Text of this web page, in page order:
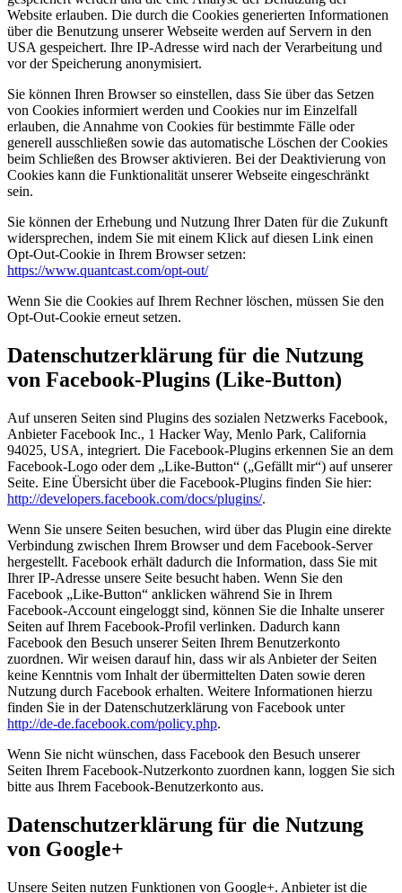
Website erlauben. Die durch die Cookies generierten Informationen
über die Benutzung unserer Webseite werden auf Servern in den
USA gespeichert. Ihre IP-Adresse wird nach der Verarbeitung und
vor der Speicherung anonymisiert.
Sie können Ihren Browser so einstellen, dass Sie über das Setzen
von Cookies informiert werden und Cookies nur im Einzelfall
erlauben, die Annahme von Cookies für bestimmte Fälle oder
generell ausschließen sowie das automatische Löschen der Cookies
beim Schließen des Browser aktivieren. Bei der Deaktivierung von
Cookies kann die Funktionalität unserer Webseite eingeschränkt
sein.
Sie können der Erhebung und Nutzung Ihrer Daten für die Zukunft
widersprechen, indem Sie mit einem Klick auf diesen Link einen
Opt-Out-Cookie in Ihrem Browser setzen:
https://www.quantcast.com/opt-out/
Wenn Sie die Cookies auf Ihrem Rechner löschen, müssen Sie den
Opt-Out-Cookie erneut setzen.
Datenschutzerklärung für die Nutzung
von Facebook-Plugins (Like-Button)
Auf unseren Seiten sind Plugins des sozialen Netzwerks Facebook,
Anbieter Facebook Inc., 1 Hacker Way, Menlo Park, California
94025, USA, integriert. Die Facebook-Plugins erkennen Sie an dem
Facebook-Logo oder dem „Like-Button“ („Gefällt mir“) auf unserer
Seite. Eine Übersicht über die Facebook-Plugins finden Sie hier:
http://developers.facebook.com/docs/plugins/.
Wenn Sie unsere Seiten besuchen, wird über das Plugin eine direkte
Verbindung zwischen Ihrem Browser und dem Facebook-Server
hergestellt. Facebook erhält dadurch die Information, dass Sie mit
Ihrer IP-Adresse unsere Seite besucht haben. Wenn Sie den
Facebook „Like-Button“ anklicken während Sie in Ihrem
Facebook-Account eingeloggt sind, können Sie die Inhalte unserer
Seiten auf Ihrem Facebook-Profil verlinken. Dadurch kann
Facebook den Besuch unserer Seiten Ihrem Benutzerkonto
zuordnen. Wir weisen darauf hin, dass wir als Anbieter der Seiten
keine Kenntnis vom Inhalt der übermittelten Daten sowie deren
Nutzung durch Facebook erhalten. Weitere Informationen hierzu
finden Sie in der Datenschutzerklärung von Facebook unter
http://de-de.facebook.com/policy.php.
Wenn Sie nicht wünschen, dass Facebook den Besuch unserer
Seiten Ihrem Facebook-Nutzerkonto zuordnen kann, loggen Sie sich
bitte aus Ihrem Facebook-Benutzerkonto aus.
Datenschutzerklärung für die Nutzung
von Google+
Unsere Seiten nutzen Funktionen von Google+. Anbieter ist die